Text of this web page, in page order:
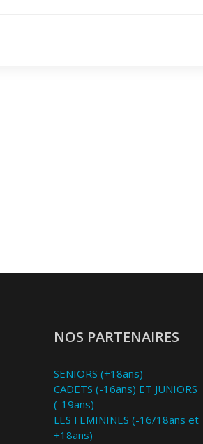
NOS PARTENAIRES
SENIORS (+18ans)
CADETS (-16ans) ET JUNIORS
(-19ans)
LES FEMININES (-16/18ans et
+18ans)